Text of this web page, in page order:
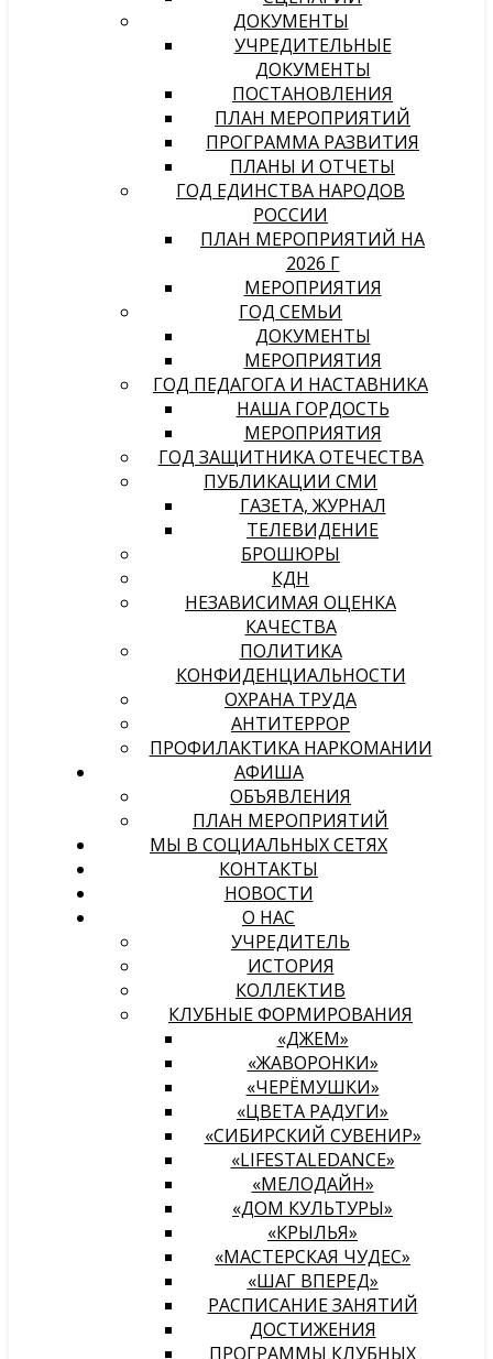
ДОКУМЕНТЫ
УЧРЕДИТЕЛЬНЫЕ
ДОКУМЕНТЫ
ПОСТАНОВЛЕНИЯ
ПЛАН МЕРОПРИЯТИЙ
ПРОГРАММА РАЗВИТИЯ
ПЛАНЫ И ОТЧЕТЫ
ГОД ЕДИНСТВА НАРОДОВ
РОССИИ
ПЛАН МЕРОПРИЯТИЙ НА
2026 Г
МЕРОПРИЯТИЯ
ГОД СЕМЬИ
ДОКУМЕНТЫ
МЕРОПРИЯТИЯ
ГОД ПЕДАГОГА И НАСТАВНИКА
НАША ГОРДОСТЬ
МЕРОПРИЯТИЯ
ГОД ЗАЩИТНИКА ОТЕЧЕСТВА
ПУБЛИКАЦИИ СМИ
ГАЗЕТА, ЖУРНАЛ
ТЕЛЕВИДЕНИЕ
БРОШЮРЫ
КДН
НЕЗАВИСИМАЯ ОЦЕНКА
КАЧЕСТВА
ПОЛИТИКА
КОНФИДЕНЦИАЛЬНОСТИ
ОХРАНА ТРУДА
АНТИТЕРРОР
ПРОФИЛАКТИКА НАРКОМАНИИ
АФИША
ОБЪЯВЛЕНИЯ
ПЛАН МЕРОПРИЯТИЙ
МЫ В СОЦИАЛЬНЫХ СЕТЯХ
КОНТАКТЫ
НОВОСТИ
О НАС
УЧРЕДИТЕЛЬ
ИСТОРИЯ
КОЛЛЕКТИВ
КЛУБНЫЕ ФОРМИРОВАНИЯ
«ДЖЕМ»
«ЖАВОРОНКИ»
«ЧЕРЁМУШКИ»
«ЦВЕТА РАДУГИ»
«СИБИРСКИЙ СУВЕНИР»
«LIFESTALEDANCE»
«МЕЛОДАЙН»
«ДОМ КУЛЬТУРЫ»
«КРЫЛЬЯ»
«МАСТЕРСКАЯ ЧУДЕС»
«ШАГ ВПЕРЕД»
РАСПИСАНИЕ ЗАНЯТИЙ
ДОСТИЖЕНИЯ
ПРОГРАММЫ КЛУБНЫХ